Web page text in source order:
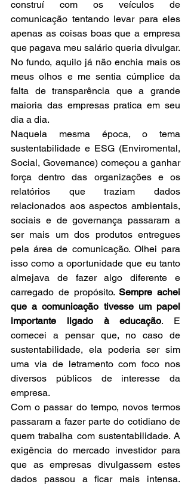
construí com os veículos de
comunicação tentando levar para eles
apenas as coisas boas que a empresa
que pagava meu salário queria divulgar.
No fundo, aquilo já não enchia mais os
meus olhos e me sentia cúmplice da
falta de transparência que a grande
maioria das empresas pratica em seu
dia a dia.
Naquela mesma época, o tema
sustentabilidade e ESG (Enviromental,
Social, Governance) começou a ganhar
força dentro das organizações e os
relatórios que traziam dados
relacionados aos aspectos ambientais,
sociais e de governança passaram a
ser mais um dos produtos entregues
pela área de comunicação. Olhei para
isso como a oportunidade que eu tanto
almejava de fazer algo diferente e
carregado de propósito. Sempre achei
que a comunicação tivesse um papel
importante ligado à educação. E
comecei a pensar que, no caso de
sustentabilidade, ela poderia ser sim
uma via de letramento com foco nos
diversos públicos de interesse da
empresa.
Com o passar do tempo, novos termos
passaram a fazer parte do cotidiano de
quem trabalha com sustentabilidade. A
exigência do mercado investidor para
que as empresas divulgassem estes
dados passou a ficar mais intensa.